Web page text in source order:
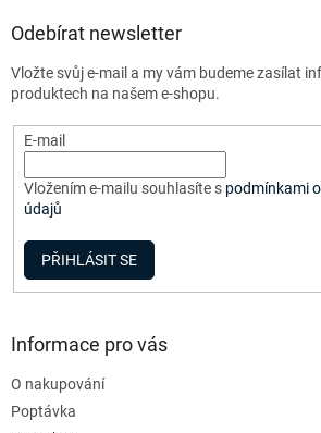
Odebírat newsletter
Vložte svůj e-mail a my vám budeme zasílat
produktech na našem e-shopu.
E-mail
Vložením e-mailu souhlasíte s podmínkami
údajů
PŘIHLÁSIT SE
Informace pro vás
O nakupování
Poptávka